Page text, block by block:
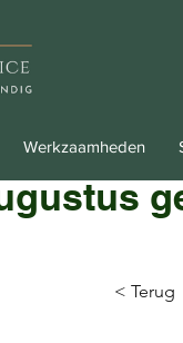
Werkzaamheden
< Terug